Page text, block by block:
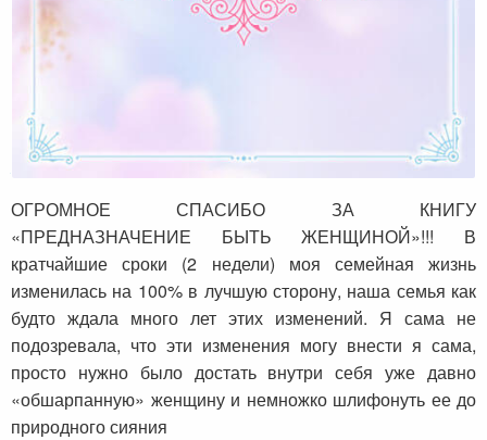
Благодарность Натальи
ОГРОМНОЕ СПАСИБО ЗА КНИГУ
«ПРЕДНАЗНАЧЕНИЕ БЫТЬ ЖЕНЩИНОЙ»!!! В
кратчайшие сроки (2 недели) моя семейная жизнь
изменилась на 100% в лучшую сторону, наша семья как
будто ждала много лет этих изменений. Я сама не
подозревала, что эти изменения могу внести я сама,
просто нужно было достать внутри себя уже давно
«обшарпанную» женщину и немножко шлифонуть ее до
природного сияния